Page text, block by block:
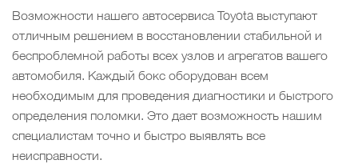
Возможности нашего автосервиса Toyota выступают
отличным решением в восстановлении стабильной и
беспроблемной работы всех узлов и агрегатов вашего
автомобиля. Каждый бокс оборудован всем
необходимым для проведения диагностики и быстрого
определения поломки. Это дает возможность нашим
специалистам точно и быстро выявлять все
неисправности.